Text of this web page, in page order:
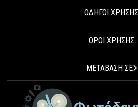
ΟΔΗΓΟΙ ΧΡΗΣΗΣ
ΟΡΟΙ ΧΡΗΣΗΣ
ΜΕΤΑΒΑΣΗ ΣΕ